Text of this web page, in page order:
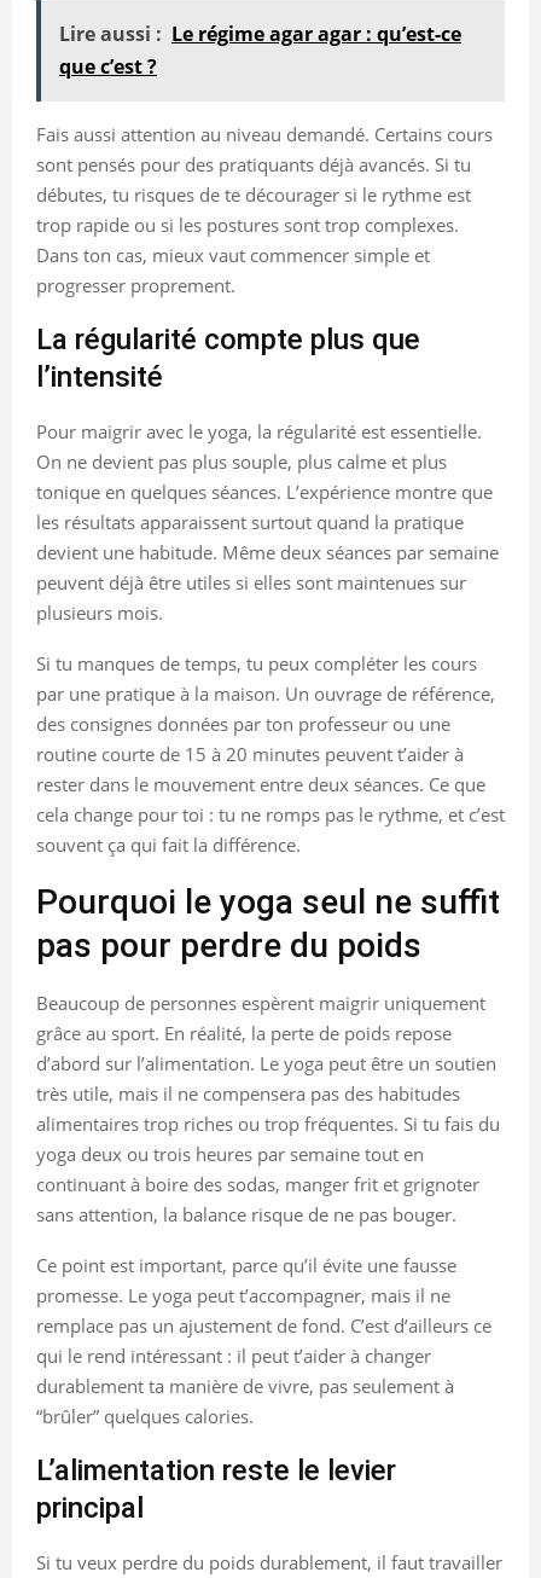
Lire aussi : Le régime agar agar : qu’est-ce
que c’est ?
Fais aussi attention au niveau demandé. Certains cours
sont pensés pour des pratiquants déjà avancés. Si tu
débutes, tu risques de te décourager si le rythme est
trop rapide ou si les postures sont trop complexes.
Dans ton cas, mieux vaut commencer simple et
progresser proprement.
La régularité compte plus que
l’intensité
Pour maigrir avec le yoga, la régularité est essentielle.
On ne devient pas plus souple, plus calme et plus
tonique en quelques séances. L’expérience montre que
les résultats apparaissent surtout quand la pratique
devient une habitude. Même deux séances par semaine
peuvent déjà être utiles si elles sont maintenues sur
plusieurs mois.
Si tu manques de temps, tu peux compléter les cours
par une pratique à la maison. Un ouvrage de référence,
des consignes données par ton professeur ou une
routine courte de 15 à 20 minutes peuvent t’aider à
rester dans le mouvement entre deux séances. Ce que
cela change pour toi : tu ne romps pas le rythme, et c’est
souvent ça qui fait la différence.
Pourquoi le yoga seul ne suffit
pas pour perdre du poids
Beaucoup de personnes espèrent maigrir uniquement
grâce au sport. En réalité, la perte de poids repose
d’abord sur l’alimentation. Le yoga peut être un soutien
très utile, mais il ne compensera pas des habitudes
alimentaires trop riches ou trop fréquentes. Si tu fais du
yoga deux ou trois heures par semaine tout en
continuant à boire des sodas, manger frit et grignoter
sans attention, la balance risque de ne pas bouger.
Ce point est important, parce qu’il évite une fausse
promesse. Le yoga peut t’accompagner, mais il ne
remplace pas un ajustement de fond. C’est d’ailleurs ce
qui le rend intéressant : il peut t’aider à changer
durablement ta manière de vivre, pas seulement à
“brûler” quelques calories.
L’alimentation reste le levier
principal
Si tu veux perdre du poids durablement, il faut travailler